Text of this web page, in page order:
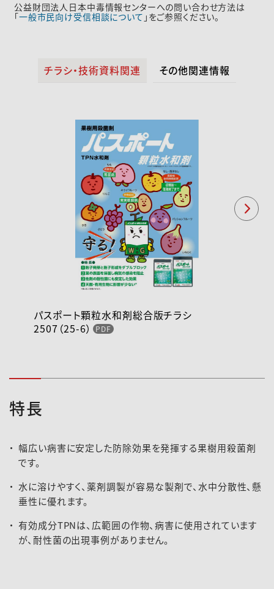
公益財団法人日本中毒情報センターへの問い合わせ方法は
「一般市民向け受信相談について 」をご参照ください。
チラシ・技術資料関連 その他関連情報
パスポート顆粒水和剤総合版チラシ
2507（25-6）
2024-146登録速報（240626）
特長
幅広い病害に安定した防除効果を発揮する果樹用殺菌剤
です。
水に溶けやすく、薬剤調製が容易な製剤で、水中分散性、懸
垂性に優れます。
有効成分TPNは、広範囲の作物、病害に使用されています
が、耐性菌の出現事例がありません。